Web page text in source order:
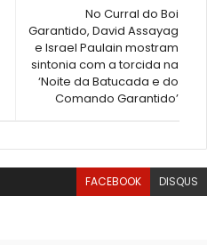
No Curral do Boi
Garantido, David Assayag
e Israel Paulain mostram
sintonia com a torcida na
‘Noite da Batucada e do
Comando Garantido’
FACEBOOK DISQUS